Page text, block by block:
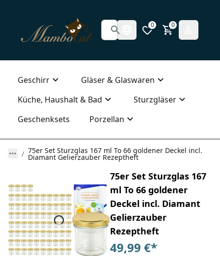
0 0
Geschirr
Gläser & Glaswaren
Küche, Haushalt & Bad
Sturzgläser
Geschenksets
Porzellan
75er Set Sturzglas 167 ml To 66 goldener Deckel incl.
Diamant Gelierzauber Rezeptheft
75er Set Sturzglas 167
ml To 66 goldener
Deckel incl. Diamant
Gelierzauber
Rezeptheft
49,99 €*